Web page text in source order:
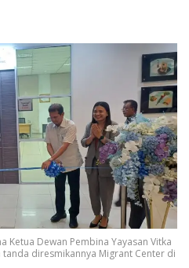
Ketua Dewan Pembina Yayasan Vitka
diresmikannya Migrant Center di